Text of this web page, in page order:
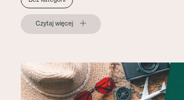
Czytaj więcej